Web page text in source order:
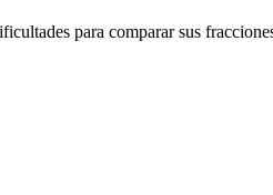
para comparar sus